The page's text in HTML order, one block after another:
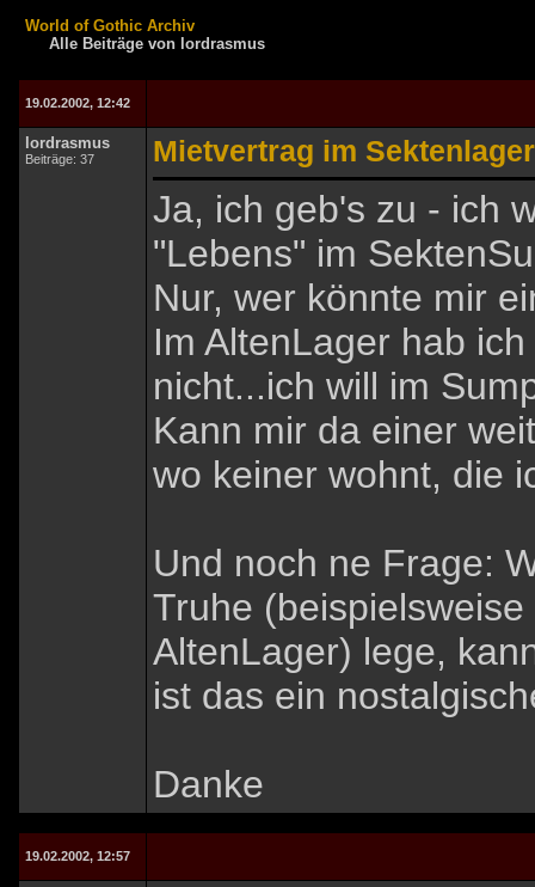
World of Gothic Archiv
Alle Beiträge von lordrasmus
19.02.2002, 12:42
lordrasmus
Beiträge: 37 Mietvertrag im Sektenlager
Ja, ich geb's zu - ich
"Lebens" im
Nur, wer könnte mir
Im AltenLager hab
nicht...ich will im
Kann mir da einer
wo keiner wohnt, die
Und noch ne Frage:
Truhe
AltenLager) lege,
ist das ein
Danke
19.02.2002, 12:57